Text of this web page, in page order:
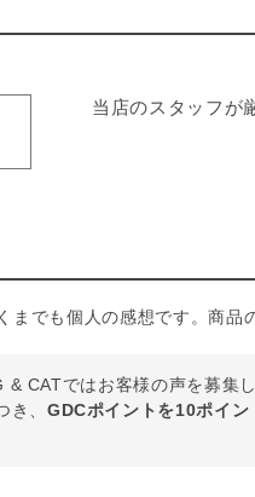
当店のスタッフが
でも個人の感想です。商品
& CATではお客様の声を募集し
き、 GDCポイントを10ポイン